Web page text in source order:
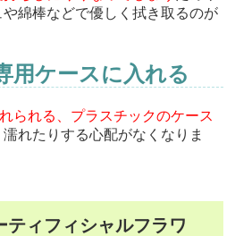
綿棒などで優しく拭き取るのが
用ケースに入れる
られる、プラスチックのケース
れたりする心配がなくなりま
ィフィシャルフラワ